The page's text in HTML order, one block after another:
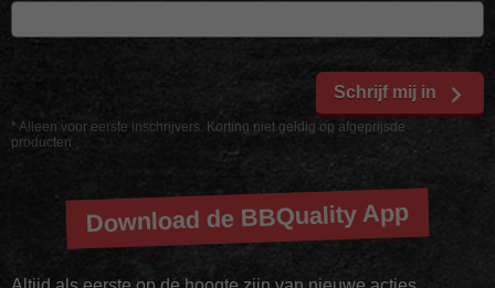
* Alleen voor eerste inschrijvers. Korting niet geldig op afgeprijsde
producten
Schrijf mij in
Download de BBQuality App